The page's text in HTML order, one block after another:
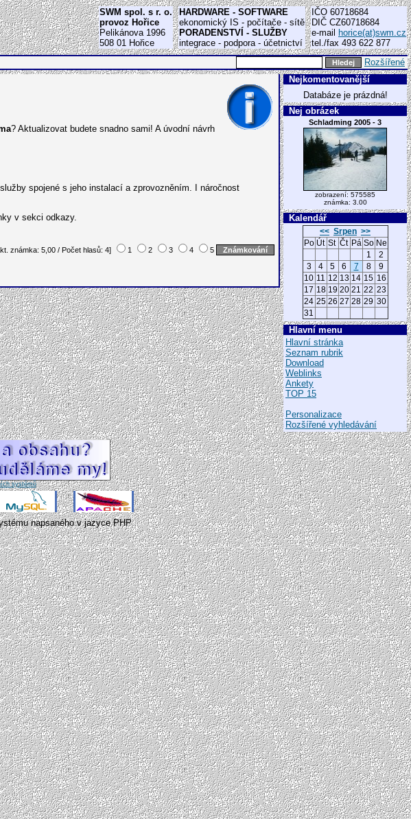
SWM spol. s r. o.
provoz Hořice
Pelikánova 1996
508 01 Hořice
HARDWARE - SOFTWARE
ekonomický IS - počítače - sítě
PORADENSTVÍ - SLUŽBY
integrace - podpora - účetnictví
IČO 60718684
DIČ CZ60718684
e-mail
horice(at)swm.cz
tel./fax 493 622 877
Rozšířené
? Aktualizovat budete snadno sami! A úvodní návrh
spojené s jeho instalací a zprovozněním. I náročnost
v sekci odkazy.
známka: 5,00 / Počet hlasů: 4] 1 2 3 4 5
Nejkomentovanější
Databáze je prázdná!
Nej obrázek
Schladming 2005 - 3
zobrazení: 575585
známka: 3.00
Kalendář
<< Srpen >>
Po Út St Čt Pá So Ne
1
2
3
4 5 6 7 8
9
10 11 12 13 14 15 16
17 18 19 20 21 22 23
24 25 26 27 28 29 30
31
Hlavní menu
Hlavní stránka
Seznam rubrik
Download
Weblinks
Ankety
TOP 15
Personalizace
Rozšířené vyhledávání
gold escort hatun adana escort
çukurova escort seyhan escort
yüreğir escort adıyaman escort
besni escort gölbaşı escort
kahta escort afyon escort
bolvadin escort dinar escort
sandıklı escort aksaray escort
eskil escort gülağaç escort
ortaköy escort amasya escort
merzifonescort suluova escort
taşova escort ankara escort
çankaya escort keçiören escort
yenimahalle escort antalya
escort alanya escort kepez
escort muratpaşa escort
ardahan escort çıldır escort
göle escort hanak escort artvin
escort arhavi escort borçka
escort hopa escort aydın
escort efeler escort nazilli
escort söke escort balıkesir
escort altıeylül escort edremit
escort karesi escort bartın
escort amasra escort
kurucaşile escort ulus escort
bayburt escort aydıntepe
escort demirözü escort bilecik
escort bozüyük escort
osmaneli escort söğüt escort
bursa escort gerede escort
göynük escort mudurnu escort
çanakkale escort biga escort
çan escort gelibolu escort
çankırı escort çerkeş escort
ılgaz escort şabanözü escort
çorum escort alaca escort
osmancık escort sungurlu
escort diyarbakır escort bağlar
systémů
napsaného v jazyce PHP